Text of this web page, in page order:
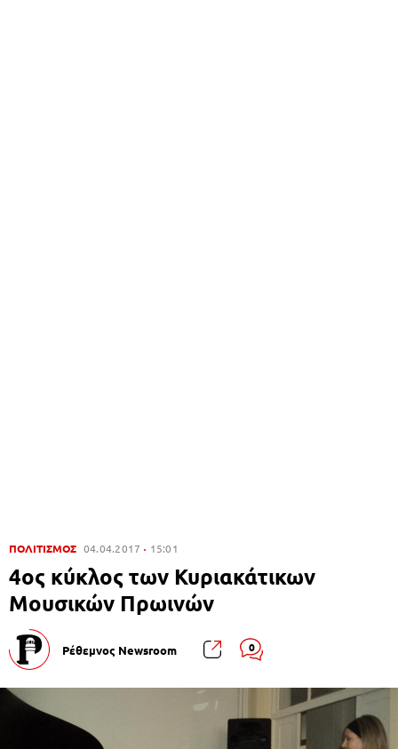
ΠΟΛΙΤΙΣΜΟΣ 04.04.2017 15:01
4ος κύκλος των Κυριακάτικων
Μουσικών Πρωινών
Ρέθεμνος Newsroom 0